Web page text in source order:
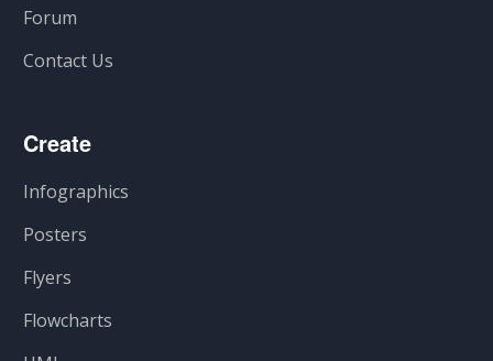
Forum
Contact Us
Create
Infographics
Posters
Flyers
Flowcharts